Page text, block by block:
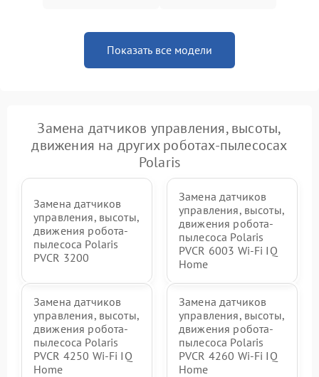
Показать все модели
Замена датчиков управления, высоты,
движения на других роботах-пылесосах
Polaris
Замена датчиков
управления, высоты,
движения робота-
пылесоса Polaris
PVCR 3200
Замена датчиков
управления, высоты,
движения робота-
пылесоса Polaris
PVCR 6003 Wi-Fi IQ
Home
Замена датчиков
управления, высоты,
движения робота-
пылесоса Polaris
PVCR 4250 Wi-Fi IQ
Home
Замена датчиков
управления, высоты,
движения робота-
пылесоса Polaris
PVCR 4260 Wi-Fi IQ
Home